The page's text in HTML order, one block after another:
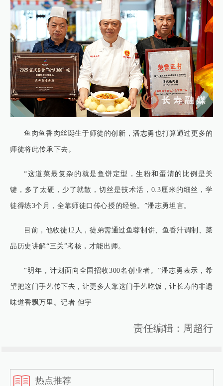
鱼肉鱼香肉丝诞生于师徒的创新，潘志勇也打算通过更多的
师徒将此传承下去。
“这道菜最复杂的就是鱼饼定型，生粉和蛋清的比例是关
键，多了太硬，少了就散，切丝是技术活，0.3厘米的细丝，学
徒得练3个月，全靠师徒口传心授的经验。”潘志勇坦言。
目前，他收徒12人，徒弟需通过鱼蓉制饼、鱼香汁调制、菜
品历史讲解“三关”考核，才能出师。
“明年，计划面向全国招收300名创业者。”潘志勇表示，希
望把这门手艺传下去，让更多人靠这门手艺吃饭，让长寿的非遗
味道香飘万里。记者 但宇
责任编辑：周超行
热点推荐